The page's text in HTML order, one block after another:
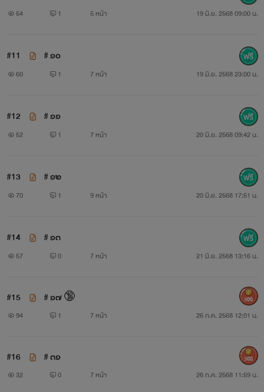
54 1 5 หน้า 19 มิ.ย. 2568 09:00 น.
#11 # ๑๐
60 1 7 หน้า 19 มิ.ย. 2568 23:00 น.
#12 # ๑๑
52 1 7 หน้า 20 มิ.ย. 2568 09:42 น.
#13 # ๑๒
70 1 9 หน้า 20 มิ.ย. 2568 17:51 น.
#14 # ๑๓
57 0 7 หน้า 21 มิ.ย. 2568 13:16 น.
#15 # ๑๗ 🔞
94 1 7 หน้า 26 ก.ค. 2568 12:01 น.
300
#16 # ๓๑
32 0 7 หน้า 26 ก.ค. 2568 11:59 น.
300